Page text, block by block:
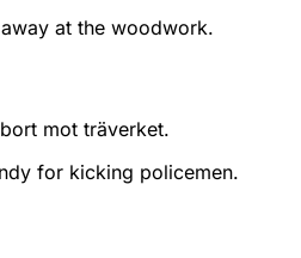
at the woodwork.
mot träverket.
for kicking policemen.